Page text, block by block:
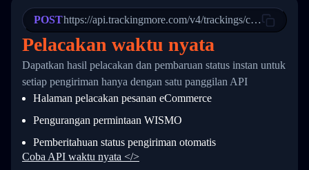
22
23
24
25
27
28
29
31
33
34
"StatusDescription": "Departed
"Details": "Departed Facility
          },
          {
            "Date": "2017-03-06 15:28:00",
"StatusDescription": "Shipment
"Details": "BEIJING-
          }
        ]
      }
  }
}
POSThttps://api.trackingmore.com/v4/trackings/create
Pelacakan waktu nyata
Dapatkan hasil pelacakan dan pembaruan status instan untuk
setiap pengiriman hanya dengan satu panggilan API
Halaman pelacakan pesanan eCommerce
Pengurangan permintaan WISMO
Pemberitahuan status pengiriman otomatis
Coba API waktu nyata </>